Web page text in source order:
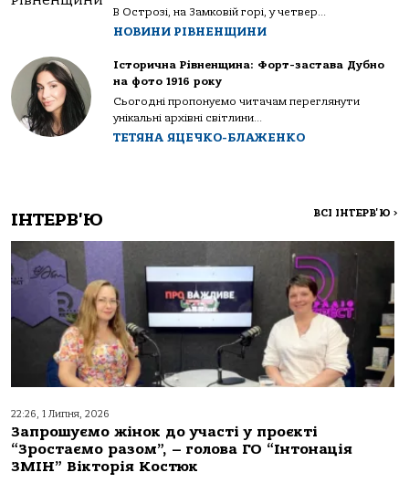
В Острозі, на Замковій горі, у четвер...
НОВИНИ РІВНЕНЩИНИ
Історична Рівненщина: Форт-застава Дубно
на фото 1916 року
Сьогодні пропонуємо читачам переглянути
унікальні архівні світлини...
ТЕТЯНА ЯЦЕЧКО-БЛАЖЕНКО
ІНТЕРВ'Ю ВСІ ІНТЕРВ'Ю >
22:26, 1 Липня, 2026
Запрошуємо жінок до участі у проєкті
“Зростаємо разом”, – голова ГО “Інтонація
ЗМІН” Вікторія Костюк